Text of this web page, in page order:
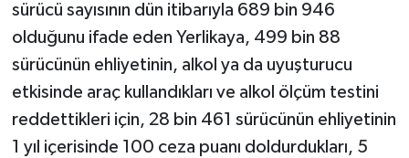
sürücü sayısının dün itibarıyla 689 bin 946
olduğunu ifade eden Yerlikaya, 499 bin 88
sürücünün ehliyetinin, alkol ya da uyuşturucu
etkisinde araç kullandıkları ve alkol ölçüm testini
reddettikleri için, 28 bin 461 sürücünün ehliyetinin
1 yıl içerisinde 100 ceza puanı doldurdukları, 5